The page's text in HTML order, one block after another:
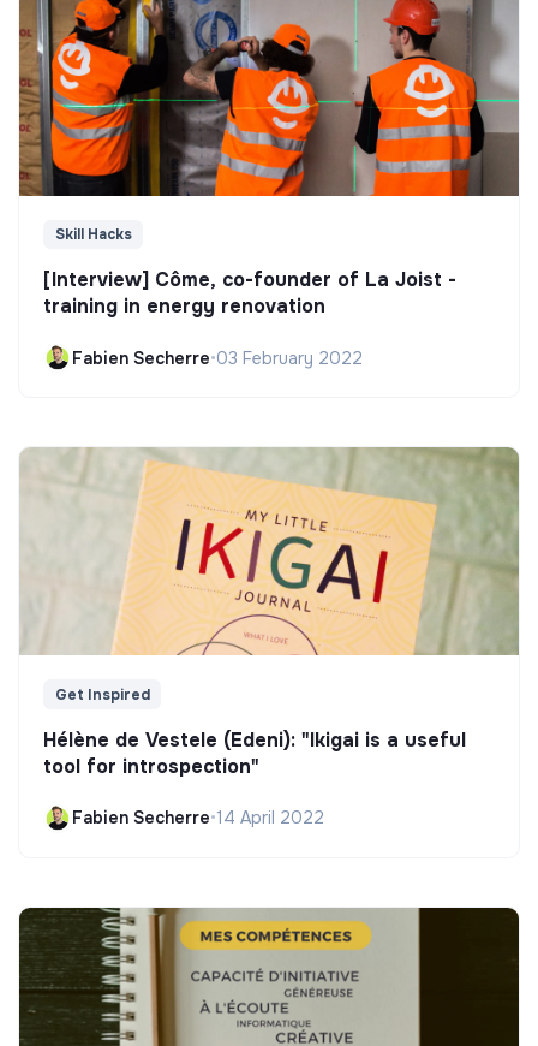
Skill Hacks
[Interview] Côme, co-founder of La Joist -
training in energy renovation
Fabien Secherre•03 February 2022
Get Inspired
Hélène de Vestele (Edeni): "Ikigai is a useful
tool for introspection"
Fabien Secherre•14 April 2022